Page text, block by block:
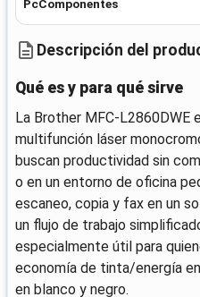
PcComponentes
Descripción del
Qué es y para qué sirve
La Brother MFC-L2860DWE
multifunción láser
buscan productividad sin
o en un entorno de oficina
escaneo, copia y fax en un
un flujo de trabajo
especialmente útil para
economía de tinta/energía
en blanco y negro.